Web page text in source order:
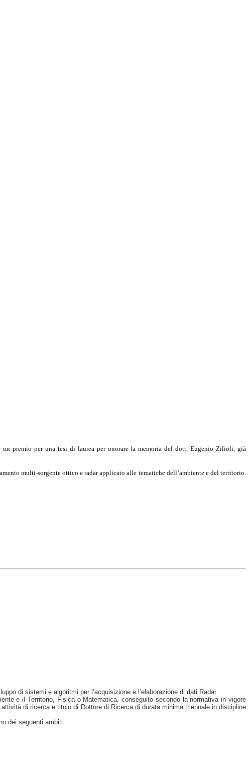
premio per una tesi di laurea per onorare la memoria del dott. Eugenio Zilioli, già
multi-sorgente ottico e radar applicato alle tematiche dell’ambiente e del territorio.
di sistemi e algoritmi per l’acquisizione e l’elaborazione di dati Radar
e il Territorio, Fisica o Matematica, conseguito secondo la normativa in vigore
di ricerca e titolo di Dottore di Ricerca di durata minima triennale in discipline
dei seguenti ambiti: